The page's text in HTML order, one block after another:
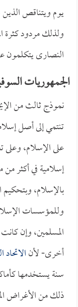
ولذلك مردود كثرة
النصارى يتكلمون
الجمهوريات
نموذج ثالث من
تنتمي إلى أصل
على الإسلام، وعلى
إسلامية في أكثر
بالإسلام،
وللمؤسسات
المسلمين، وإن
أخرى- لأن
سنة يستخدمها
ذلك من الأغراض